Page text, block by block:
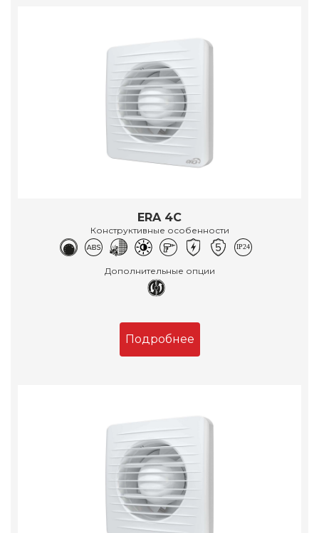
ERA 4C
Конструктивные особенности
Дополнительные опции
Подробнее